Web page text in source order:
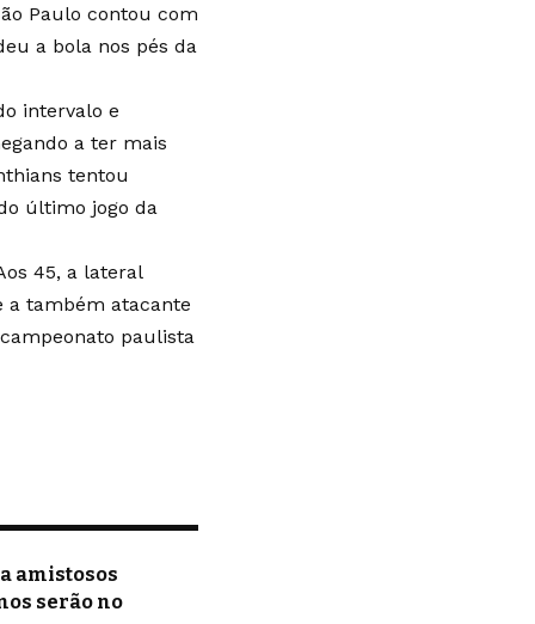
Paulo contou com
a bola nos pés da
intervalo e
a ter mais
tentou
último jogo da
45, a lateral
a também atacante
paulista
amistosos
serão no